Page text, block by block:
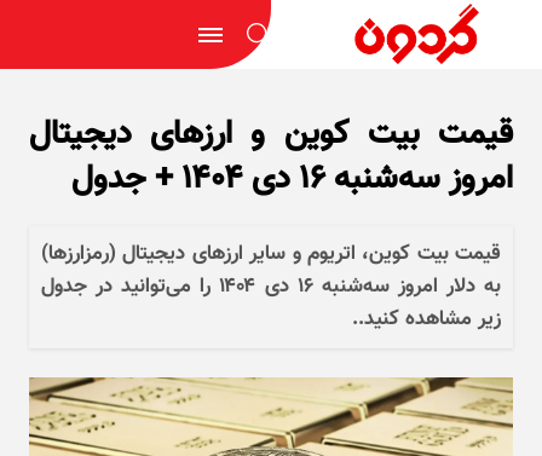
قیمت بیت کوین و ارز‌های دیجیتال
امروز سه‌شنبه ۱۶ دی ۱۴۰۴ + جدول
قیمت بیت کوین، اتریوم و سایر ارز‌های دیجیتال (رمزارزها)
به دلار امروز سه‌شنبه ۱۶ دی ۱۴۰۴ را می‌توانید در جدول
زیر مشاهده کنید..